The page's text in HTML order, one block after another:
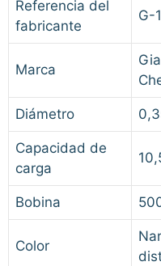
Referencia del
fabricante
G-
Marca
Diámetro
Capacidad de
carga
Bobina
Color